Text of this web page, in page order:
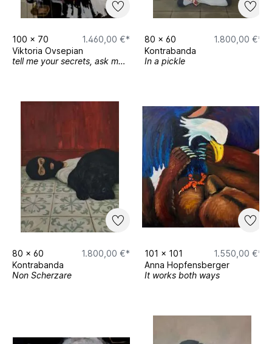
100 x 70
1.460,00 €*
Viktoria Ovsepian
tell me your secrets, ask me your questions
80 x 60
1.800,00 €*
Kontrabanda
In a pickle
80 x 60
1.800,00 €*
Kontrabanda
Non Scherzare
101 x 101
1.550,00 €*
Anna Hopfensberger
It works both ways